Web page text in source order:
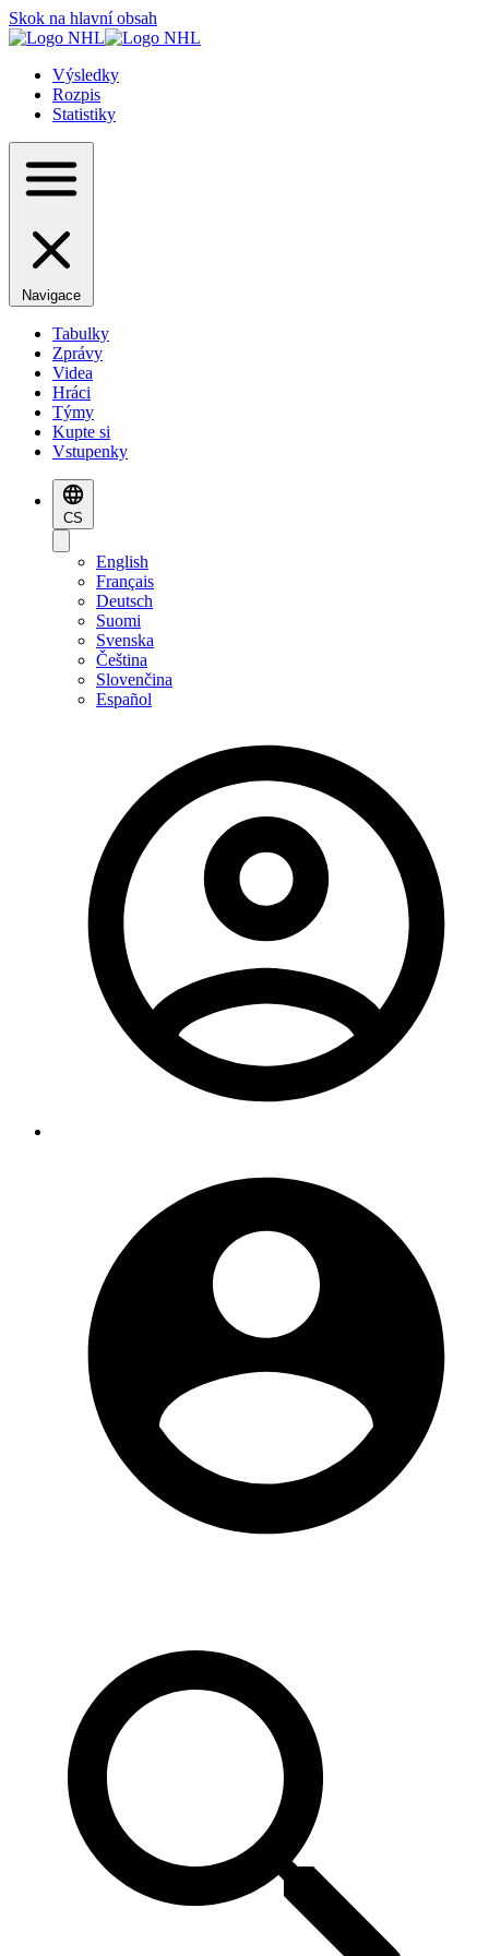
Skok na hlavní obsah
Výsledky
Rozpis
Statistiky
Navigace
Tabulky
Zprávy
Videa
Hráci
Týmy
Kupte si
Vstupenky
CS
English
Français
Deutsch
Suomi
Svenska
Čeština
Slovenčina
Español